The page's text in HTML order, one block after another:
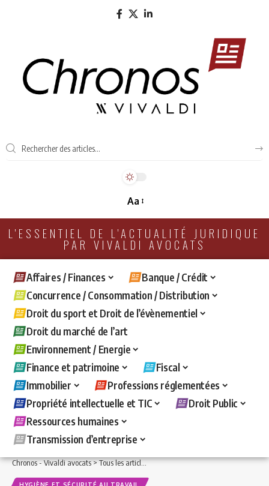
Aa
L'ESSENTIEL DE L'ACTUALITÉ JURIDIQUE
PAR VIVALDI AVOCATS
Affaires / Finances
Banque / Crédit
Concurrence / Consommation / Distribution
Droit du sport et Droit de l’évènementiel
Droit du marché de l’art
Environnement / Energie
Finance et patrimoine
Fiscal
Immobilier
Professions réglementées
Propriété intellectuelle et TIC
Droit Public
Ressources humaines
Transmission d’entreprise
Chronos - Vivaldi avocats>Tous les articles >Ressources humaines>Hygiène et